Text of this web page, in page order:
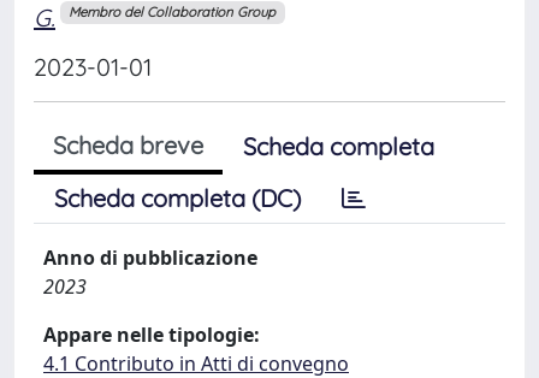
G.
Membro del Collaboration Group
2023-01-01
Scheda breve
Scheda completa
Scheda completa (DC)
Anno di pubblicazione
2023
Appare nelle tipologie:
4.1 Contributo in Atti di convegno